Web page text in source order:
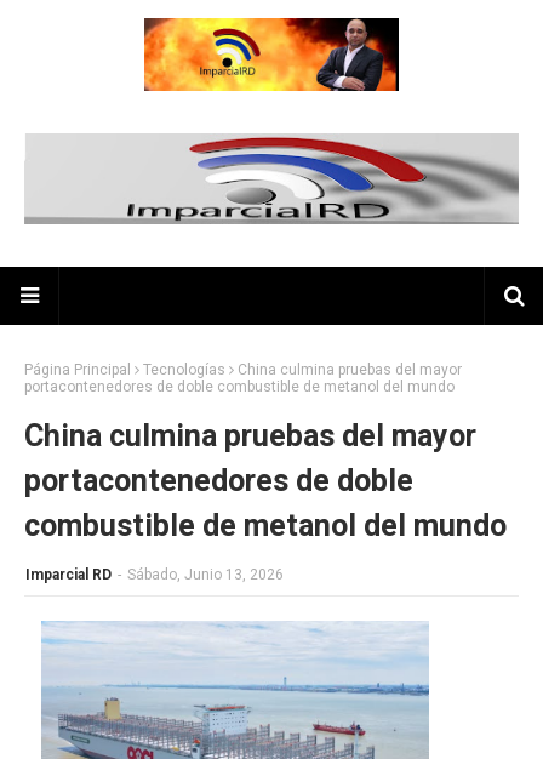
Página Principal Tecnologías
China culmina pruebas del mayor
portacontenedores de doble combustible de metanol del mundo
China culmina pruebas del mayor
portacontenedores de doble
combustible de metanol del mundo
Imparcial RD - Sábado, Junio 13, 2026